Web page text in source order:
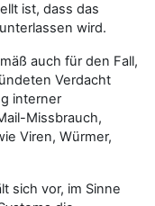
ist, dass das
wird.
auch für den Fall,
Verdacht
interner
Missbrauch,
Viren, Würmer,
sich vor, im Sinne